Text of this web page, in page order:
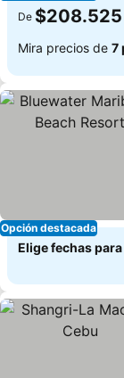
De $208.525
Mira precios de 7
Opción destacada
Elige fechas